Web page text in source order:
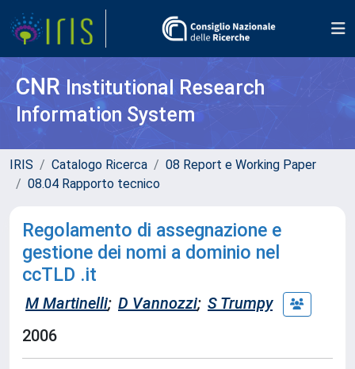
CNR Institutional Research
Information System
IRIS Catalogo Ricerca
08 Report e Working Paper
08.04 Rapporto tecnico
Regolamento di assegnazione e
gestione dei nomi a dominio nel
ccTLD .it
M Martinelli; D Vannozzi; S Trumpy
2006